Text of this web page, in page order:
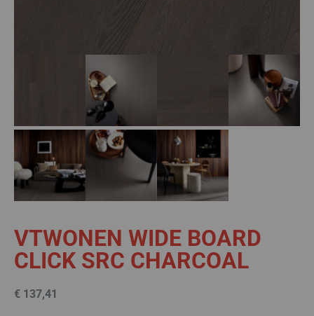
VTWONEN WIDE BOARD
CLICK SRC CHARCOAL
€ 137,41